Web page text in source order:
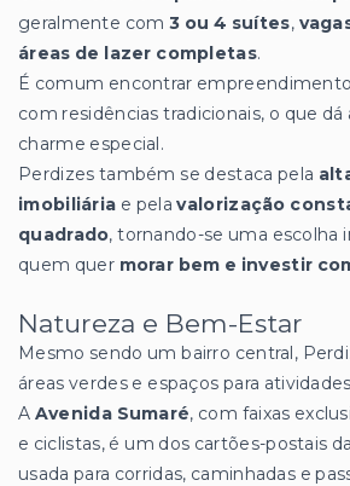
geralmente com3 ou 4 suítes,
áreas de lazer completas.
É comum encontrar
com residências tradicionais, o que dá
charme especial.
Perdizes também se destaca pela
imobiliária e pelavalorização
quadrado, tornando-se uma escolha
quem quer morar bem e investir
Natureza e Bem-Estar
Mesmo sendo um bairro central,
áreas verdes e espaços para
A Avenida Sumaré, com faixas
e ciclistas, é um dos cartões-postais
usada para corridas, caminhadas e